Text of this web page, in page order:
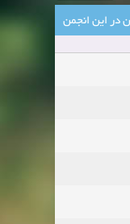
این انجمن